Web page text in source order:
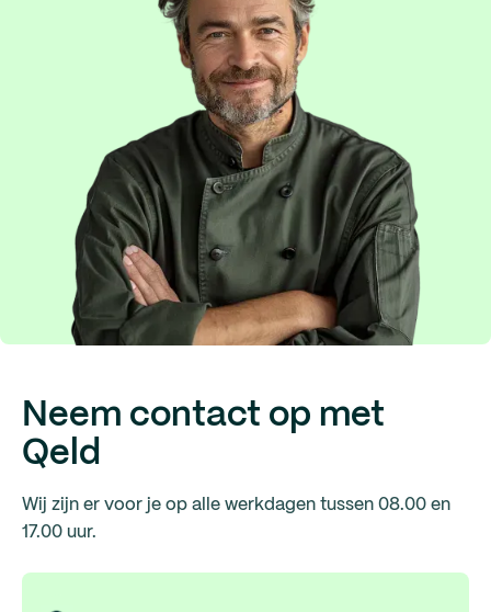
Neem contact op met
Qeld
Wij zijn er voor je op alle werkdagen tussen 08.00 en
17.00 uur.